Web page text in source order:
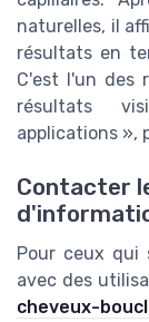
naturelles, il
résultats en
C'est l'un des
résultats
applications »,
Contacter
Pour ceux qui
avec des
cheveux-